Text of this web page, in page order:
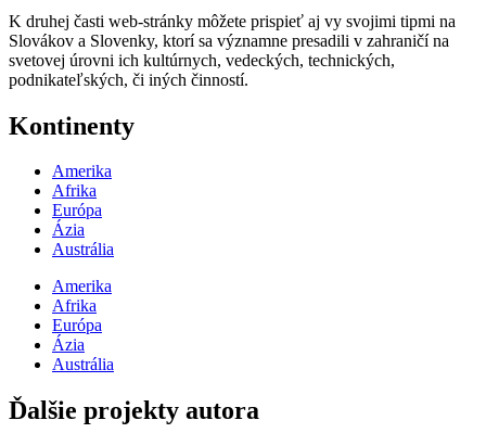
K druhej časti web-stránky môžete prispieť aj vy svojimi tipmi na
Slovákov a Slovenky, ktorí sa významne presadili v zahraničí na
svetovej úrovni ich kultúrnych, vedeckých, technických,
podnikateľských, či iných činností.
Kontinenty
Amerika
Afrika
Európa
Ázia
Austrália
Amerika
Afrika
Európa
Ázia
Austrália
Ďalšie projekty autora